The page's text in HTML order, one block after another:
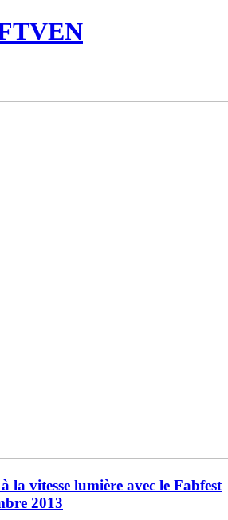
la vitesse lumière avec le Fabfest
2013